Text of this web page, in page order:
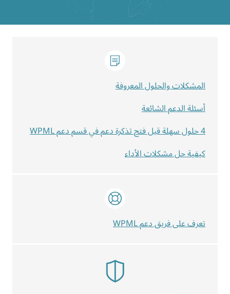
المشكلات والحلول المعروفة
أسئلة الدعم الشائعة
4 حلول سهلة قبل فتح تذكرة دعم في قسم دعم WPML
كيفية حل مشكلات الأداء
تعرف على فريق دعم WPML